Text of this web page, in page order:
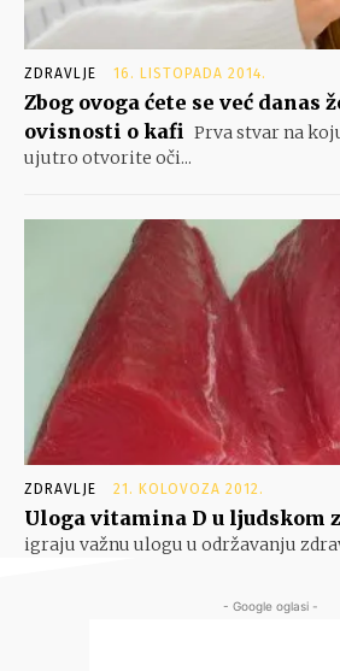
ZDRAVLJE 16. LISTOPADA 2014.
Zbog ovoga ćete se već
ovisnosti o kafi Prva stvar na
ujutro otvorite oči...
ZDRAVLJE 21. KOLOVOZA 2012.
Uloga vitamina D u ljudskom
igraju važnu ulogu u održavanju
- Google oglasi -